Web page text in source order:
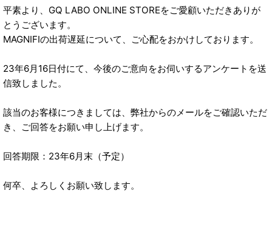
平素より、GQ LABO ONLINE STOREをご愛顧いただきありが
とうございます。
MAGNIFIの出荷遅延について、ご心配をおかけしております。
23年6月16日付にて、今後のご意向をお伺いするアンケートを送
信致しました。
該当のお客様につきましては、弊社からのメールをご確認いただ
き、ご回答をお願い申し上げます。
回答期限：23年6月末（予定）
何卒、よろしくお願い致します。